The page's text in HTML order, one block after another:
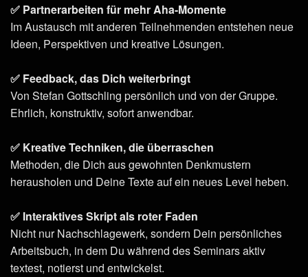
✅ Partnerarbeiten für mehr Aha-Momente
Im Austausch mit anderen Teilnehmenden entstehen neue
Ideen, Perspektiven und kreative Lösungen.
✅ Feedback, das Dich weiterbringt
Von Stefan Gottschling persönlich und von der Gruppe.
Ehrlich, konstruktiv, sofort anwendbar.
✅ Kreative Techniken, die überraschen
Methoden, die Dich aus gewohnten Denkmustern
herausholen und Deine Texte auf ein neues Level heben.
✅ Interaktives Skript als roter Faden
Nicht nur Nachschlagewerk, sondern Dein persönliches
Arbeitsbuch, in dem Du während des Seminars aktiv
textest, notierst und entwickelst.